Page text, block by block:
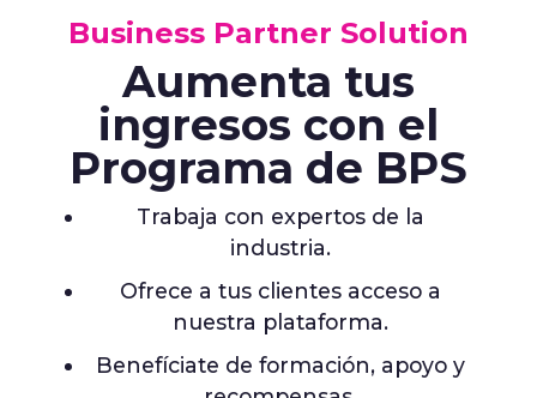
Data Success Manager
¡La IA que traduce
tus datos en
acción real!
El motor de inteligencia híbrida de Datawifi ya
está operando. Combina datos de calidad, reglas
de negocio e IA para convertir datos complejos
en decisiones claras, sin depender de analistas ni
consultores externos.
Customer Success Manager